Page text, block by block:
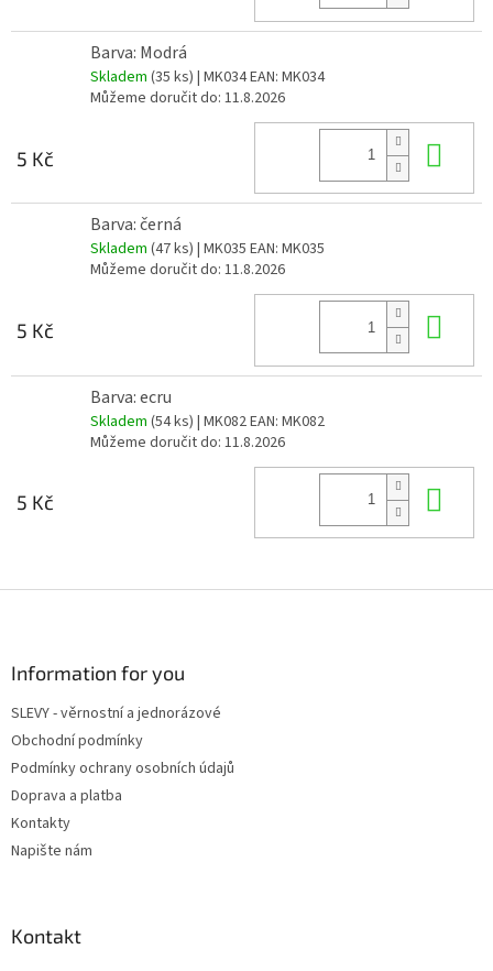
Barva: Modrá
Skladem (35 ks) | MK034EAN: MK034
Můžeme doručit do: 11.8.2026
5 Kč
Barva: černá
Skladem (47 ks) | MK035 EAN: MK035
Můžeme doručit do: 11.8.2026
5 Kč
Barva: ecru
Skladem (54 ks) | MK082EAN: MK082
Můžeme doručit do: 11.8.2026
5 Kč
Information for you
SLEVY - věrnostní a jednorázové
Obchodní podmínky
Podmínky ochrany osobních údajů
Doprava a platba
Kontakty
Napište nám
Kontakt